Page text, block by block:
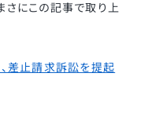
さにこの記事で取り上
、差止請求訴訟を提起